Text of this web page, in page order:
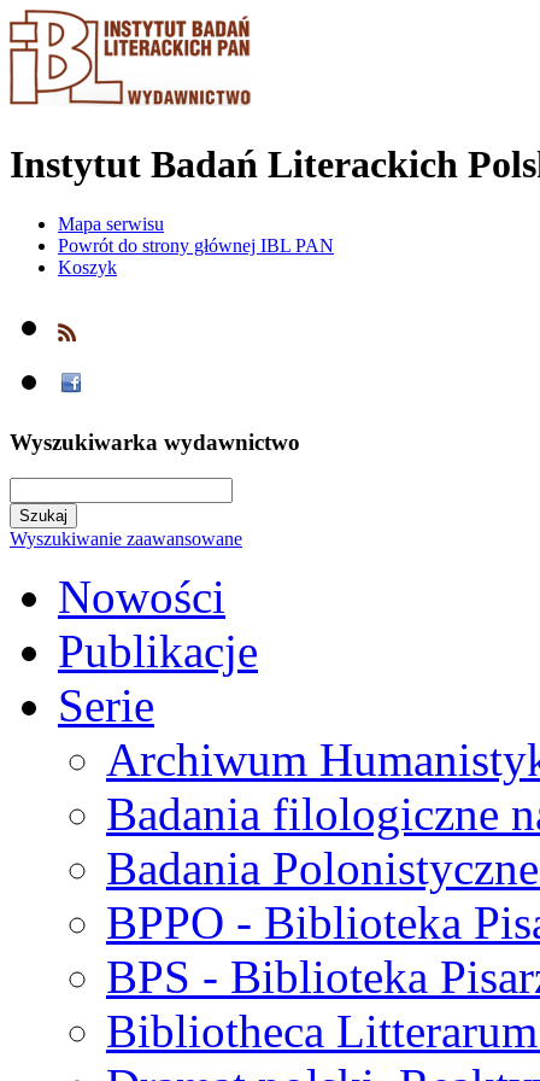
Instytut Badań Literackich
Mapa serwisu
Powrót do strony głównej IBL PAN
Koszyk
Wyszukiwarka wydawnictwo
Wyszukiwanie zaawansowane
Nowości
Publikacje
Serie
Archiwum
Badania filologiczne
Badania
BPPO - Biblioteka
BPS - Biblioteka
Bibliotheca